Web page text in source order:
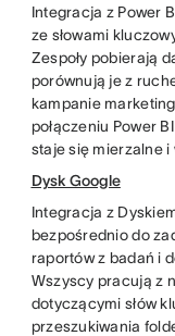
Integracja z Power
ze słowami
Zespoły pobierają
porównują je z
kampanie
połączeniu Power
staje się mierzalne i
Dysk Google
Integracja z
bezpośrednio do
raportów z badań i
Wszyscy pracują z
dotyczącymi słów
przeszukiwania